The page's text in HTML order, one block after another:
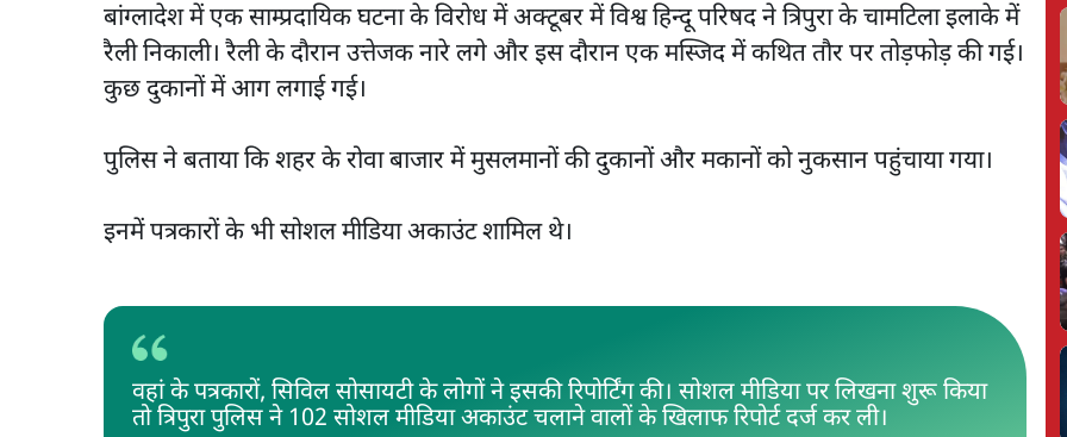
बांग्लादेश में एक साम्प्रदायिक घटना के विरोध में अक्टूबर में विश्व हिन्दू परिषद ने त्रिपुरा के चामटिला इलाके में
रैली निकाली। रैली के दौरान उत्तेजक नारे लगे और इस दौरान एक मस्जिद में कथित तौर पर तोड़फोड़ की गई।
कुछ दुकानों में आग लगाई गई।
पुलिस ने बताया कि शहर के रोवा बाजार में मुसलमानों की दुकानों और मकानों को नुकसान पहुंचाया गया।
इनमें पत्रकारों के भी सोशल मीडिया अकाउंट शामिल थे।
वहां के पत्रकारों, सिविल सोसायटी के लोगों ने इसकी रिपोर्टिंग की। सोशल मीडिया पर लिखना शुरू किया
तो त्रिपुरा पुलिस ने 102 सोशल मीडिया अकाउंट चलाने वालों के खिलाफ रिपोर्ट दर्ज कर ली।